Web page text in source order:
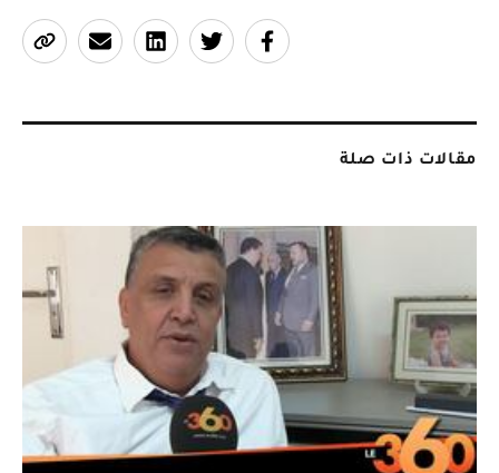
مقالات ذات صلة